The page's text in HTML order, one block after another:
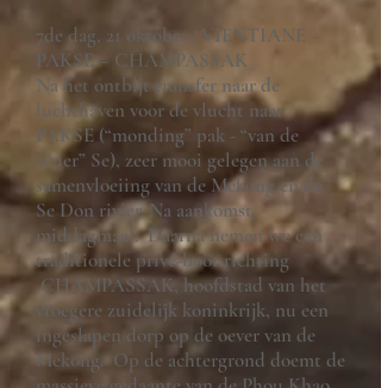
7de dag, 21 oktober : VIENTIANE -
PAKSE – CHAMPASSAK
Na het ontbijt transfer naar de
luchthaven voor de vlucht naar
PAKSE (“monding” pak - “van de
rivier” Se), zeer mooi gelegen aan de
samenvloeiing van de Mekong en de
Se Don rivier. Na aankomst,
middagmaal. Daarna nemen we een
traditionele privé-boot richting
CHAMPASSAK, hoofdstad van het
vroegere zuidelijk koninkrijk, nu een
ingeslapen dorp op de oever van de
Mekong. Op de achtergrond doemt de